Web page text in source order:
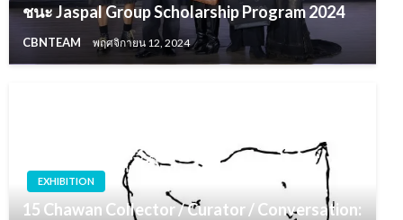
ชนะ Jaspal Group Scholarship Program 2024
CBNTEAM พฤศจิกายน 12, 2024
EXHIBITION
15 Chawan Collector / Curator / Conversation: